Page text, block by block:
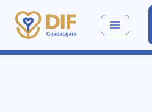
Saltar